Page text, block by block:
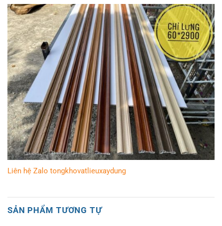
Liên hệ Zalo tongkhovatlieuxaydung
SẢN PHẨM TƯƠNG TỰ